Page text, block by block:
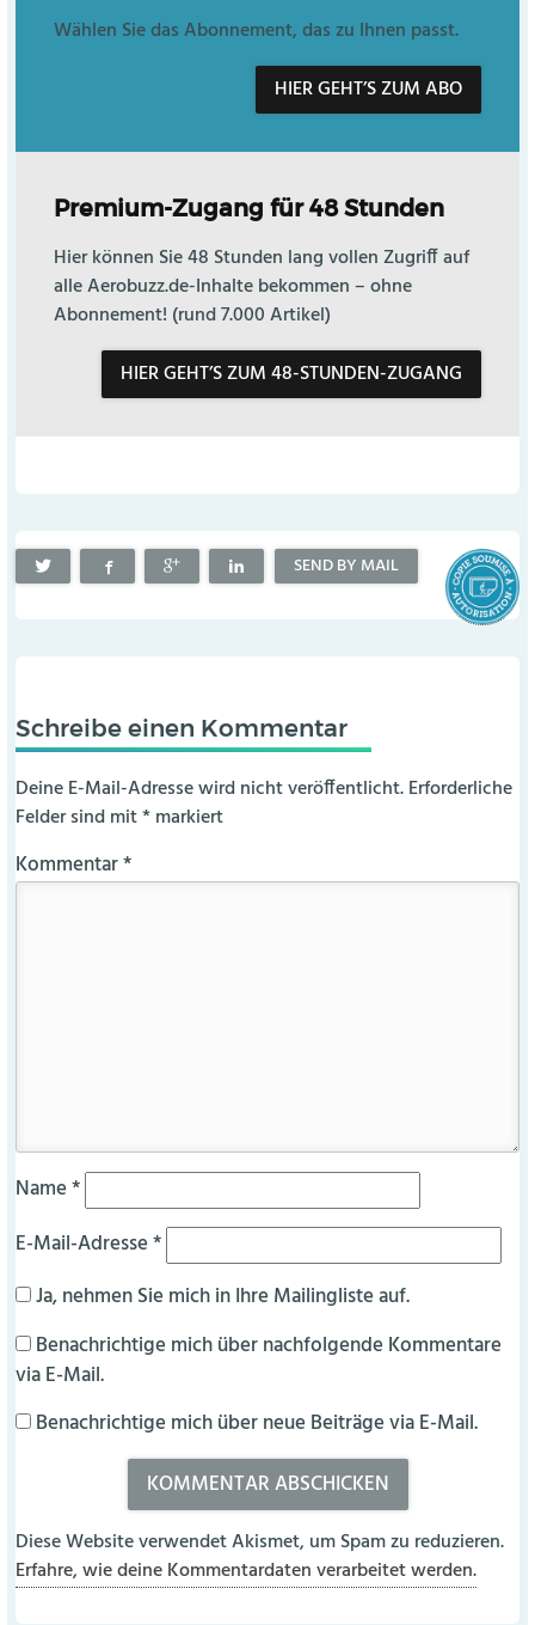
Wählen Sie das Abonnement, das zu Ihnen passt.
HIER GEHT’S ZUM ABO
Premium-Zugang für 48 Stunden
Hier können Sie 48 Stunden lang vollen Zugriff auf
alle Aerobuzz.de-Inhalte bekommen – ohne
Abonnement! (rund 7.000 Artikel)
HIER GEHT’S ZUM 48-STUNDEN-ZUGANG
SEND BY MAIL
Schreibe einen Kommentar
Deine E-Mail-Adresse wird nicht veröffentlicht. Erforderliche
Felder sind mit*markiert
Kommentar*
Name*
E-Mail-Adresse*
Ja, nehmen Sie mich in Ihre Mailingliste auf.
Benachrichtige mich über nachfolgende Kommentare
via E-Mail.
Benachrichtige mich über neue Beiträge via E-Mail.
Diese Website verwendet Akismet, um Spam zu reduzieren.
Erfahre, wie deine Kommentardaten verarbeitet werden.